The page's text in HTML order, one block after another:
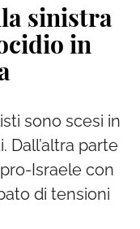
sinistra
in
sono scesi in
Dall’altra parte
Israele con
di tensioni